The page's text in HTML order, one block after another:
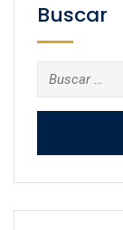
Buscar
Buscar: